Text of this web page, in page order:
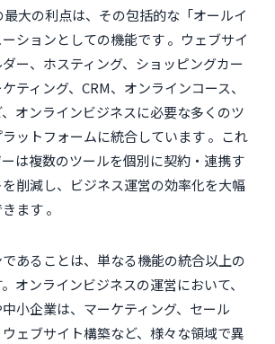
大の利点は、その包括的な「オールイ
ションとしての機能です 。ウェブサイ
ー、ホスティング、ショッピングカー
ティング、CRM、オンラインコース、
オンラインビジネスに必要な多くのツ
ットフォームに統合しています 。これ
は複数のツールを個別に契約・連携す
削減し、ビジネス運営の効率化を大幅
ます 。
あることは、単なる機能の統合以上の
オンラインビジネスの運営において、
小企業は、マーケティング、セール
ェブサイト構築など、様々な領域で異